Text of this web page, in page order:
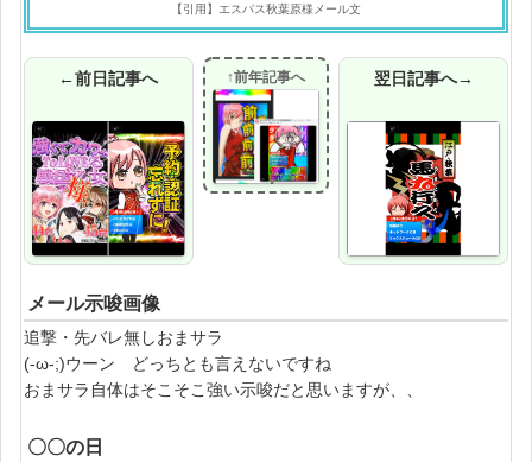
【引用】エスパス秋葉原様メール文
←前日記事へ ↑前年記事へ 翌日記事へ→
メール示唆画像
追撃・先バレ無しおまサラ
(-ω-;)ウーン どっちとも言えないですね
おまサラ自体はそこそこ強い示唆だと思いますが、、
〇〇の日